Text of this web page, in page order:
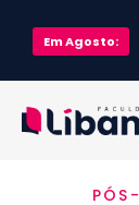
EmAgosto:
Ementa